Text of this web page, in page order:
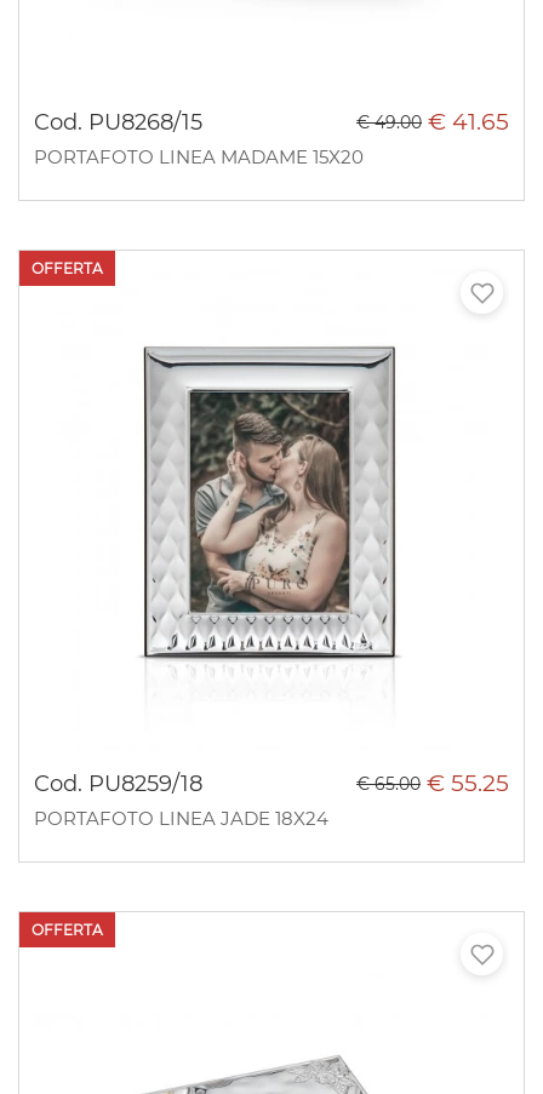
Cod. PU8268/15 € 41.65
€ 49.00
PORTAFOTO LINEA MADAME 15X20
Cod. PU8259/18 € 55.25
€ 65.00
PORTAFOTO LINEA JADE 18X24